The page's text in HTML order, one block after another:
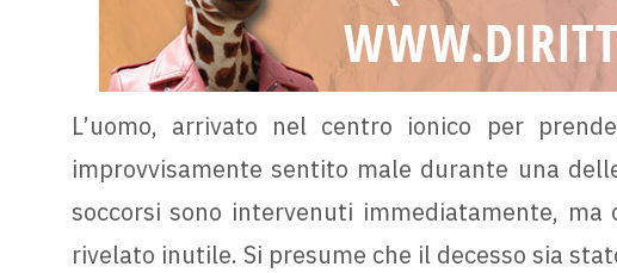
L’uomo, arrivato nel centro ionico per
improvvisamente sentito male durante una
soccorsi sono intervenuti immediatamente,
rivelato inutile. Si presume che il decesso sia